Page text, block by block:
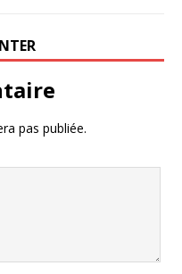
pas publiée.